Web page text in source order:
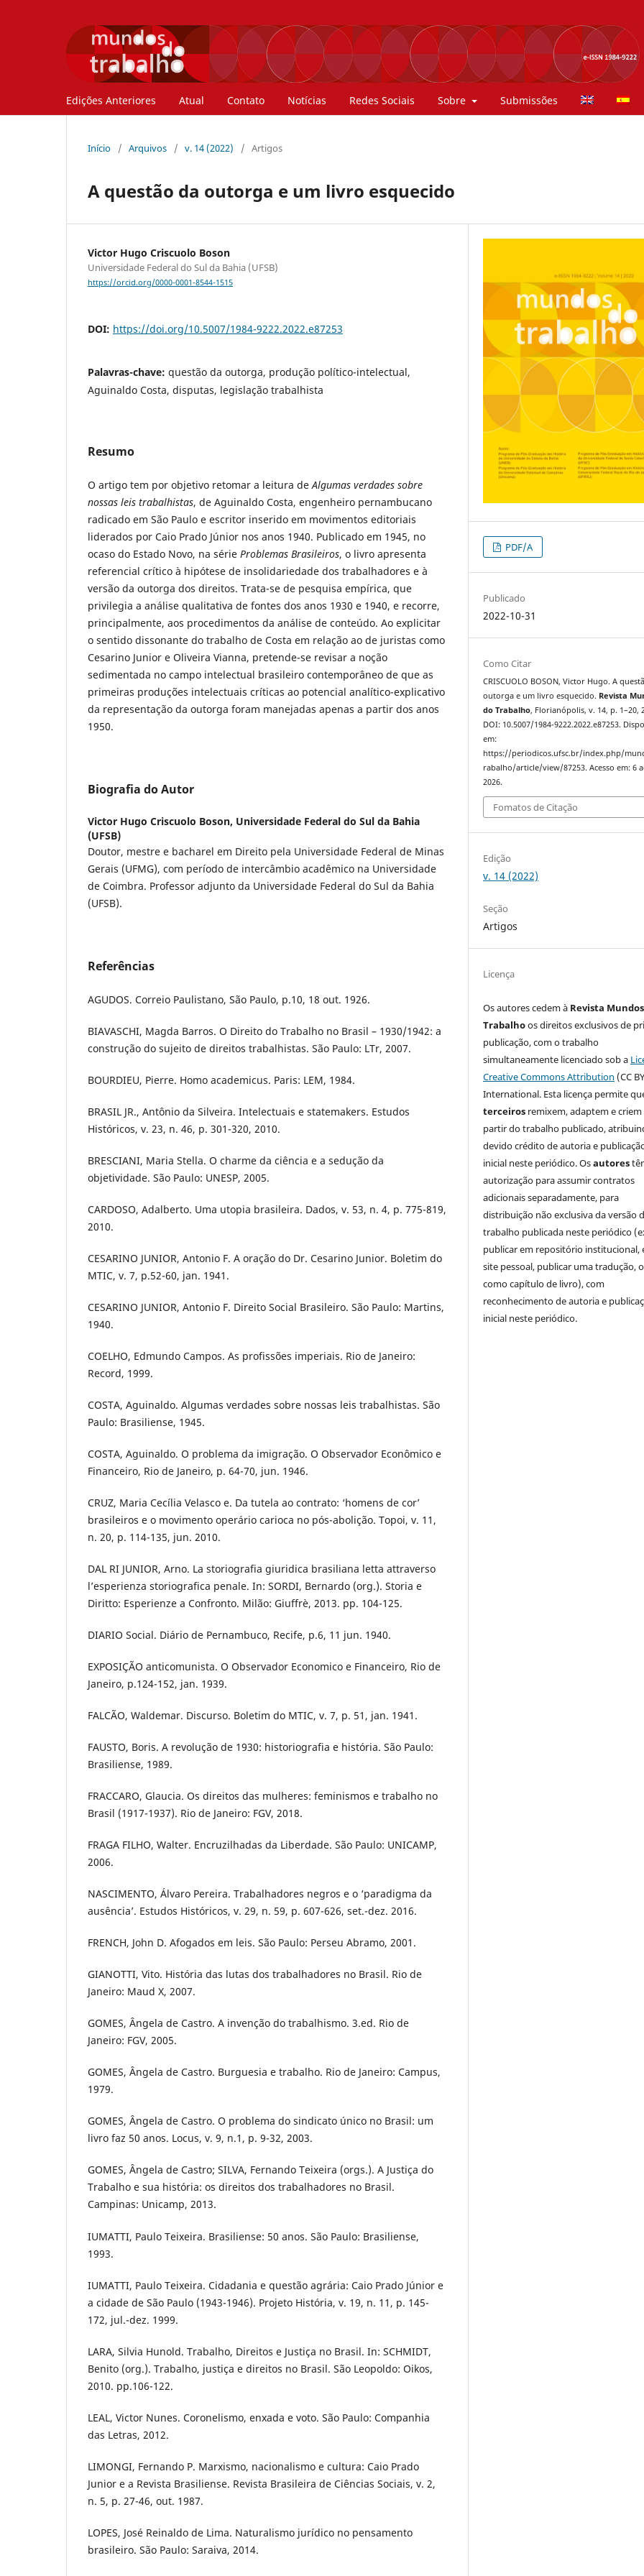
Edições Anteriores Atual Contato Notícias Redes Sociais Sobre Submissões
Início / Arquivos / v. 14 (2022) / Artigos
A questão da outorga e um livro esquecido
Victor Hugo Criscuolo Boson
Universidade Federal do Sul da Bahia (UFSB)
https://orcid.org/0000-0001-8544-1515
DOI: https://doi.org/10.5007/1984-9222.2022.e87253
Palavras-chave: questão da outorga, produção político-intelectual,
Aguinaldo Costa, disputas, legislação trabalhista
Resumo
O artigo tem por objetivo retomar a leitura deAlgumas verdades sobre
nossas leis trabalhistas, de Aguinaldo Costa, engenheiro pernambucano
radicado em São Paulo e escritor inserido em movimentos editoriais
liderados por Caio Prado Júnior nos anos 1940. Publicado em 1945, no
ocaso do Estado Novo, na série Problemas Brasileiros, o livro apresenta
referencial crítico à hipótese de insolidariedade dos trabalhadores e à
versão da outorga dos direitos. Trata-se de pesquisa empírica, que
privilegia a análise qualitativa de fontes dos anos 1930 e 1940, e recorre,
principalmente, aos procedimentos da análise de conteúdo. Ao explicitar
o sentido dissonante do trabalho de Costa em relação ao de juristas como
Cesarino Junior e Oliveira Vianna, pretende-se revisar a noção
sedimentada no campo intelectual brasileiro contemporâneo de que as
primeiras produções intelectuais críticas ao potencial analítico-explicativo
da representação da outorga foram manejadas apenas a partir dos anos
1950.
Biografia do Autor
Victor Hugo Criscuolo Boson, Universidade Federal do Sul da Bahia
(UFSB)
Doutor, mestre e bacharel em Direito pela Universidade Federal de Minas
Gerais (UFMG), com período de intercâmbio acadêmico na Universidade
de Coimbra. Professor adjunto da Universidade Federal do Sul da Bahia
(UFSB).
Referências
AGUDOS. Correio Paulistano, São Paulo, p.10, 18 out. 1926.
BIAVASCHI, Magda Barros. O Direito do Trabalho no Brasil – 1930/1942: a
construção do sujeito de direitos trabalhistas. São Paulo: LTr, 2007.
BOURDIEU, Pierre. Homo academicus. Paris: LEM, 1984.
BRASIL JR., Antônio da Silveira. Intelectuais e statemakers. Estudos
Históricos, v. 23, n. 46, p. 301-320, 2010.
BRESCIANI, Maria Stella. O charme da ciência e a sedução da
objetividade. São Paulo: UNESP, 2005.
CARDOSO, Adalberto. Uma utopia brasileira. Dados, v. 53, n. 4, p. 775-819,
2010.
CESARINO JUNIOR, Antonio F. A oração do Dr. Cesarino Junior. Boletim do
MTIC, v. 7, p.52-60, jan. 1941.
CESARINO JUNIOR, Antonio F. Direito Social Brasileiro. São Paulo: Martins,
1940.
COELHO, Edmundo Campos. As profissões imperiais. Rio de Janeiro:
Record, 1999.
COSTA, Aguinaldo. Algumas verdades sobre nossas leis trabalhistas. São
Paulo: Brasiliense, 1945.
COSTA, Aguinaldo. O problema da imigração. O Observador Econômico e
Financeiro, Rio de Janeiro, p. 64-70, jun. 1946.
CRUZ, Maria Cecília Velasco e. Da tutela ao contrato: ‘homens de cor’
brasileiros e o movimento operário carioca no pós-abolição. Topoi, v. 11,
n. 20, p. 114-135, jun. 2010.
DAL RI JUNIOR, Arno. La storiografia giuridica brasiliana letta attraverso
l’esperienza storiografica penale. In: SORDI, Bernardo (org.). Storia e
Diritto: Esperienze a Confronto. Milão: Giuffrè, 2013. pp. 104-125.
DIARIO Social. Diário de Pernambuco, Recife, p.6, 11 jun. 1940.
EXPOSIÇÃO anticomunista. O Observador Economico e Financeiro, Rio de
Janeiro, p.124-152, jan. 1939.
FALCÃO, Waldemar. Discurso. Boletim do MTIC, v. 7, p. 51, jan. 1941.
FAUSTO, Boris. A revolução de 1930: historiografia e história. São Paulo:
Brasiliense, 1989.
FRACCARO, Glaucia. Os direitos das mulheres: feminismos e trabalho no
Brasil (1917-1937). Rio de Janeiro: FGV, 2018.
FRAGA FILHO, Walter. Encruzilhadas da Liberdade. São Paulo: UNICAMP,
2006.
NASCIMENTO, Álvaro Pereira. Trabalhadores negros e o ‘paradigma da
ausência’. Estudos Históricos, v. 29, n. 59, p. 607-626, set.-dez. 2016.
FRENCH, John D. Afogados em leis. São Paulo: Perseu Abramo, 2001.
GIANOTTI, Vito. História das lutas dos trabalhadores no Brasil. Rio de
Janeiro: Maud X, 2007.
GOMES, Ângela de Castro. A invenção do trabalhismo. 3.ed. Rio de
Janeiro: FGV, 2005.
GOMES, Ângela de Castro. Burguesia e trabalho. Rio de Janeiro: Campus,
1979.
GOMES, Ângela de Castro. O problema do sindicato único no Brasil: um
livro faz 50 anos. Locus, v. 9, n.1, p. 9-32, 2003.
GOMES, Ângela de Castro; SILVA, Fernando Teixeira (orgs.). A Justiça do
Trabalho e sua história: os direitos dos trabalhadores no Brasil.
Campinas: Unicamp, 2013.
IUMATTI, Paulo Teixeira. Brasiliense: 50 anos. São Paulo: Brasiliense,
1993.
IUMATTI, Paulo Teixeira. Cidadania e questão agrária: Caio Prado Júnior e
a cidade de São Paulo (1943-1946). Projeto História, v. 19, n. 11, p. 145-
172, jul.-dez. 1999.
LARA, Silvia Hunold. Trabalho, Direitos e Justiça no Brasil. In: SCHMIDT,
Benito (org.). Trabalho, justiça e direitos no Brasil. São Leopoldo: Oikos,
2010. pp.106-122.
LEAL, Victor Nunes. Coronelismo, enxada e voto. São Paulo: Companhia
das Letras, 2012.
LIMONGI, Fernando P. Marxismo, nacionalismo e cultura: Caio Prado
Junior e a Revista Brasiliense. Revista Brasileira de Ciências Sociais, v. 2,
n. 5, p. 27-46, out. 1987.
LOPES, José Reinaldo de Lima. Naturalismo jurídico no pensamento
brasileiro. São Paulo: Saraiva, 2014.
PDF/A
Publicado
2022-10-31
Como Citar
CRISCUOLO BOSON, Victor Hugo. A
outorga e um livro esquecido. Revista
do Trabalho, Florianópolis, v. 14, p. 1–20,
DOI: 10.5007/1984-9222.2022.e87253.
em:
https://periodicos.ufsc.br/index.php/
rabalho/article/view/87253. Acesso em: 6
2026.
Fomatos de Citação
Edição
v. 14 (2022)
Seção
Artigos
Licença
Os autores cedem à Revista
Trabalhoos direitos exclusivos de
publicação, com o trabalho
simultaneamente licenciado sob a
Creative Commons Attribution (CC
International. Esta licença permite
terceiros remixem, adaptem e criem
partir do trabalho publicado,
devido crédito de autoria e
inicial neste periódico. Osautores
autorização para assumir contratos
adicionais separadamente, para
distribuição não exclusiva da versão
trabalho publicada neste periódico
publicar em repositório institucional,
site pessoal, publicar uma tradução,
como capítulo de livro), com
reconhecimento de autoria e
inicial neste periódico.